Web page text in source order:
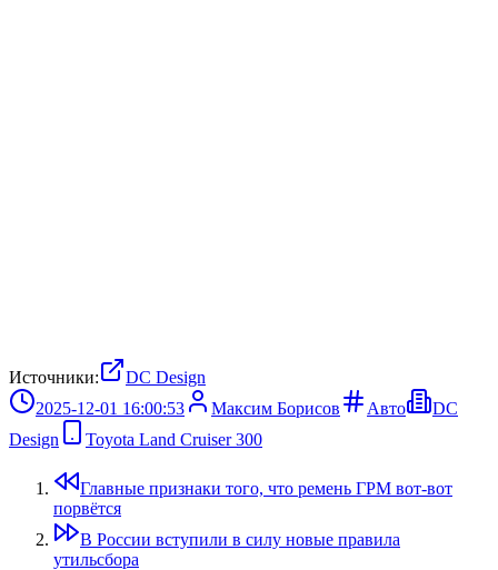
Источники:
DC Design
2025-12-01 16:00:53
Максим Борисов Авто
DC
Design
Toyota Land Cruiser 300
Главные признаки того, что ремень ГРМ вот-вот
порвётся
В России вступили в силу новые правила
утильсбора